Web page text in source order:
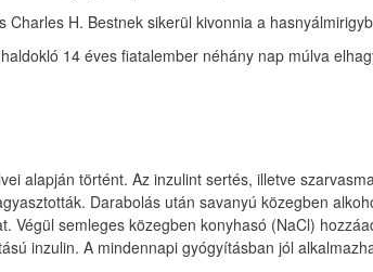
H. Bestnek sikerül kivonnia a
14 éves fiatalember néhány nap múlva
alapján történt. Az inzulint sertés, illetve
Darabolás után savanyú közegben
semleges közegben konyhasó (NaCl)
inzulin. A mindennapi gyógyításban jól